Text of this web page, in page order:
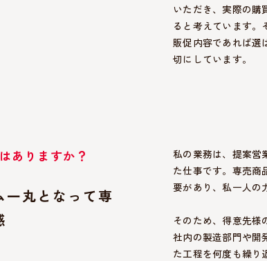
いただき、実際の購
ると考えています。
販促内容であれば選
切にしています。
ありますか？
丸となって専
私の業務は、提案営
た仕事です。専売商
要があり、私一人の
そのため、得意先様
社内の製造部門や開
た工程を何度も繰り